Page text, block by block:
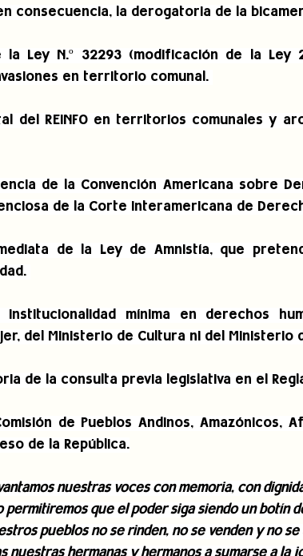
consecuencia, la derogatoria de la
Ley N.º 32293 (modificación de la Ley
en territorio comunal.
del REINFO en territorios comunales y
de la Convención Americana sobre
de la Corte Interamericana de
de la Ley de Amnistía, que
mínima en derechos
del Ministerio de Cultura ni del Ministerio
de la consulta previa legislativa en el
de Pueblos Andinos, Amazónicos,
de la República.
nuestras voces con memoria, con
permitiremos que el poder siga siendo un botín
pueblos no se rinden, no se venden y no